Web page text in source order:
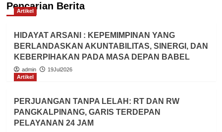
Pencarian Berita
Artikel
HIDAYAT ARSANI : KEPEMIMPINAN YANG
BERLANDASKAN AKUNTABILITAS, SINERGI, DAN
KEBERPIHAKAN PADA MASA DEPAN BABEL
admin
19Jul2026
Artikel
PERJUANGAN TANPA LELAH: RT DAN RW
PANGKALPINANG, GARIS TERDEPAN
PELAYANAN 24 JAM